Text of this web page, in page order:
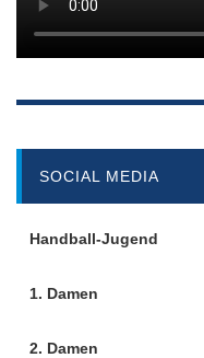
SOCIAL MEDIA
Handball-Jugend
1. Damen
2. Damen